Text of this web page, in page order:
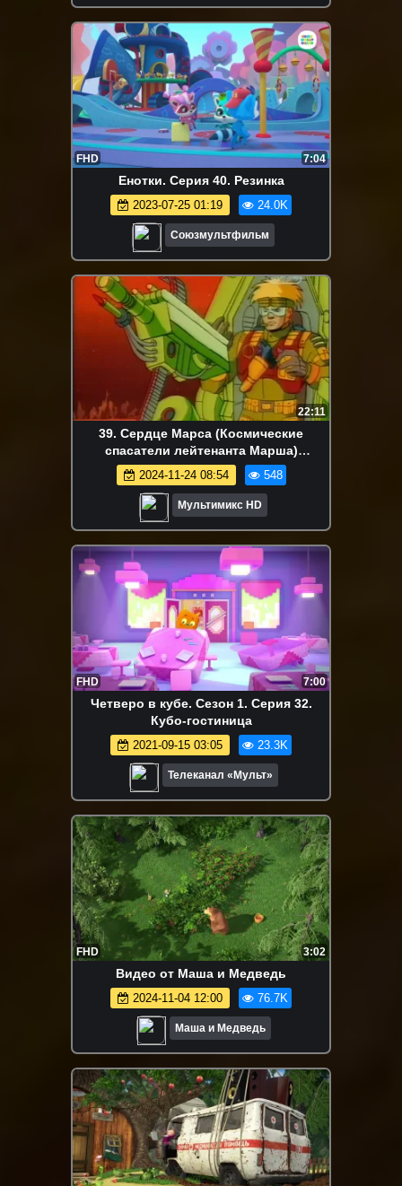
FHD 7:04
Енотки. Серия 40. Резинка
2023-07-25 01:19 24.0K
Союзмультфильм
22:11
39. Сердце Марса (Космические
спасатели лейтенанта Марша)
Мультики для детей | Дисней | NetFlix
2024-11-24 08:54 548
Мультимикс HD
FHD 7:00
Четверо в кубе. Сезон 1. Серия 32.
Кубо-гостиница
2021-09-15 03:05 23.3K
Телеканал «Мульт»
FHD 3:02
Видео от Маша и Медведь
2024-11-04 12:00 76.7K
Маша и Медведь